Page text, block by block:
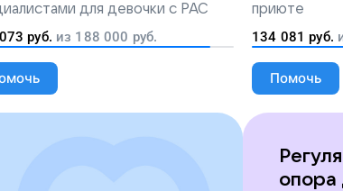
для девочки с РАС
руб. из 188 000 руб.
приюте
134 081 руб.
Помочь
опора